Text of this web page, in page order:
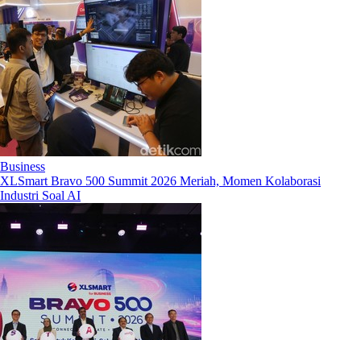
Business
XLSmart Bravo 500 Summit 2026 Meriah, Momen Kolaborasi
Industri Soal AI